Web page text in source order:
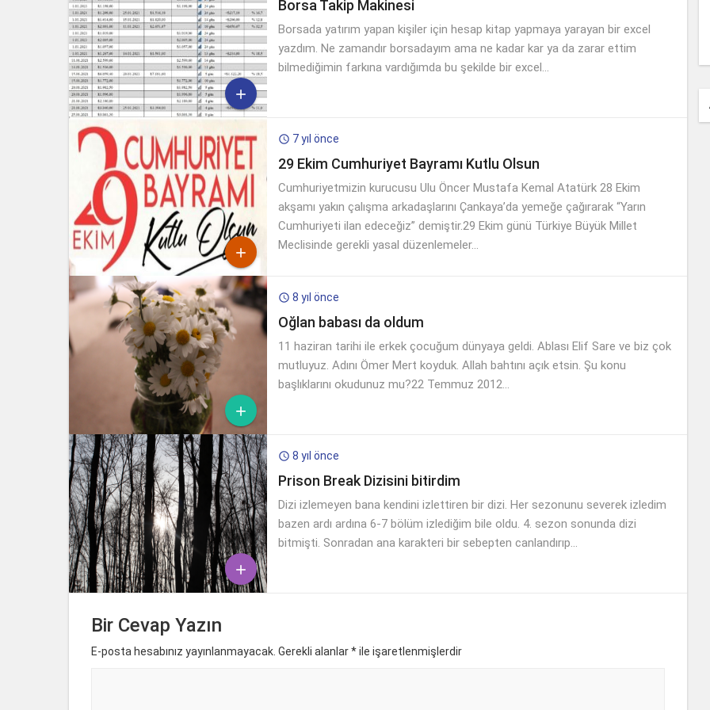

Borsa Takip Makinesi
Borsada yatırım yapan kişiler için hesap kitap yapmaya yarayan bir excel
yazdım. Ne zamandır borsadayım ama ne kadar kar ya da zarar ettim
bilmediğimin farkına vardığımda bu şekilde bir excel...

 7 yıl önce
29 Ekim Cumhuriyet Bayramı Kutlu Olsun
Cumhuriyetmizin kurucusu Ulu Öncer Mustafa Kemal Atatürk 28 Ekim
akşamı yakın çalışma arkadaşlarını Çankaya’da yemeğe çağırarak “Yarın
Cumhuriyeti ilan edeceğiz” demiştir.29 Ekim günü Türkiye Büyük Millet
Meclisinde gerekli yasal düzenlemeler...

 8 yıl önce
Oğlan babası da oldum
11 haziran tarihi ile erkek çocuğum dünyaya geldi. Ablası Elif Sare ve biz çok
mutluyuz. Adını Ömer Mert koyduk. Allah bahtını açık etsin. Şu konu
başlıklarını okudunuz mu?22 Temmuz 2012...

 8 yıl önce
Prison Break Dizisini bitirdim
Dizi izlemeyen bana kendini izlettiren bir dizi. Her sezonunu severek izledim
bazen ardı ardına 6-7 bölüm izlediğim bile oldu. 4. sezon sonunda dizi
bitmişti. Sonradan ana karakteri bir sebepten canlandırıp...
Bir Cevap Yazın
E-posta hesabınız yayınlanmayacak. Gerekli alanlar*ile işaretlenmişlerdir